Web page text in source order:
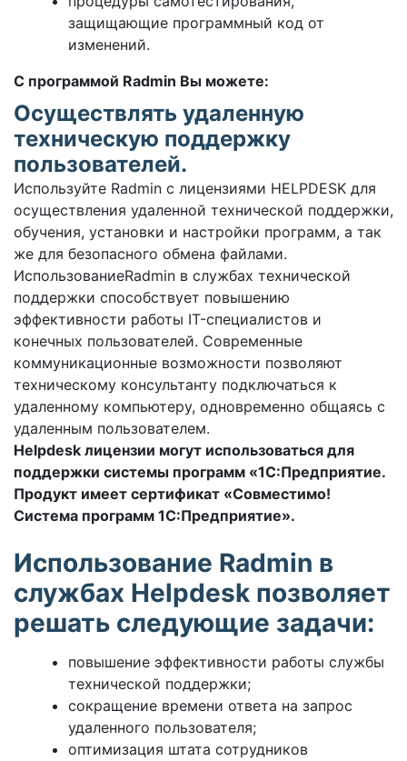
защищающие программный код от
изменений.
С программой Radmin Вы можете:
Осуществлять удаленную
техническую поддержку
пользователей.
Используйте Radmin с лицензиями HELPDESK для
осуществления удаленной технической поддержки,
обучения, установки и настройки программ, а так
же для безопасного обмена файлами.
ИспользованиеRadmin в службах технической
поддержки способствует повышению
эффективности работы IT-специалистов и
конечных пользователей. Современные
коммуникационные возможности позволяют
техническому консультанту подключаться к
удаленному компьютеру, одновременно общаясь с
удаленным пользователем.
Helpdesk лицензии могут использоваться для
поддержки системы программ «1С:Предприятие.
Продукт имеет сертификат «Совместимо!
Система программ 1С:Предприятие».
Использование Radmin в
службах Helpdesk позволяет
решать следующие задачи:
повышение эффективности работы службы
технической поддержки;
сокращение времени ответа на запрос
удаленного пользователя;
оптимизация штата сотрудников